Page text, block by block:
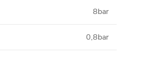
8bar
0,8bar